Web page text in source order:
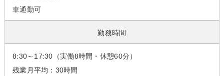
車通勤可
勤務時間
8:30～17:30（実働8時間・休憩60分）
残業月平均：30時間